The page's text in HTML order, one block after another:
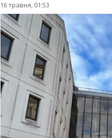
16 травня, 01:53